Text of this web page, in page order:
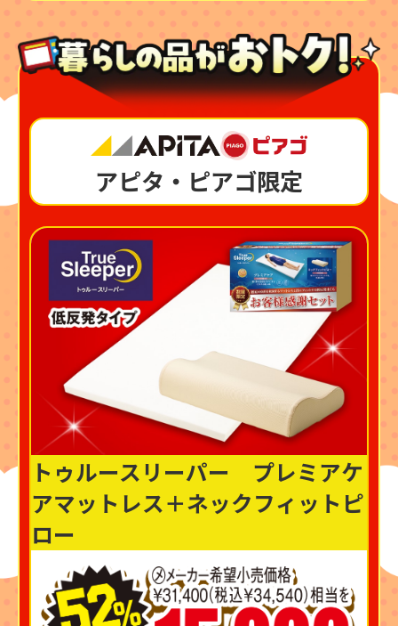
アピタ・ピアゴ限定
トゥルースリーパー プレミアケ
アマットレス＋ネックフィットピ
ロー